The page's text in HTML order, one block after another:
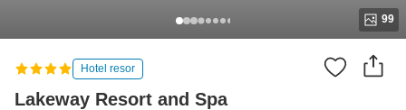
99
Hotel resor
Lakeway Resort and Spa